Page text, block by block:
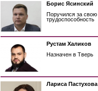
Борис Ясинский
Поручился за свою
трудоспособность
Рустам Халиков
Назначен в Тверь
Лариса Пастухова